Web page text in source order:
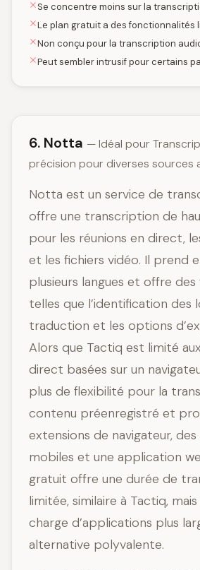
Se concentre moins sur la
Le plan gratuit a des fonctionnalités
Non conçu pour la transcription
Peut sembler intrusif pour certains
6. Notta — Idéal pour
précision pour diverses sources
Notta est un service de
offre une transcription de
pour les réunions en direct,
et les fichiers vidéo. Il prend
plusieurs langues et offre
telles que l’identification des
traduction et les options
Alors que Tactiq est limité
direct basées sur un
plus de flexibilité pour la
contenu préenregistré et
extensions de navigateur,
mobiles et une application
gratuit offre une durée de
limitée, similaire à Tactiq,
charge d’applications plus
alternative polyvalente.